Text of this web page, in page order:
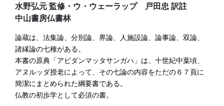
水野弘元 監修・ウ・ウェーラップ 戸田忠 訳註
中山書房仏書林
論蔵は、法集論、分別論、界論、人施設論、論事論、双論、
諸縁論の七種がある。
本書の原典「アビダンマッタサンガハ」は、十世紀中葉頃、
アヌルッダ授老によって、その七論の内容をただの６７頁に
簡潔にまとめられた綱要書である。
仏教の初歩学として必須の書。